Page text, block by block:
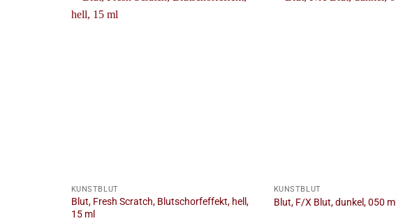
KUNSTBLUT
Blut, Fresh Scratch, Blutschorfeffekt, hell,
15 ml
KUNSTBLUT
Blut, F/X Blut, dunkel, 050 ml